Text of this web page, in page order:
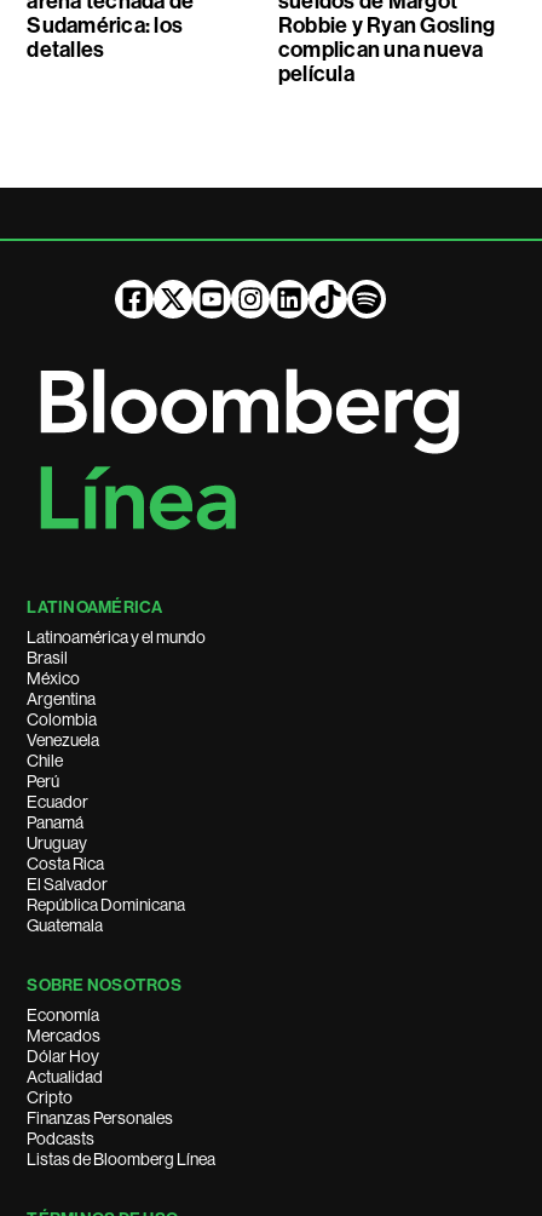
Sudamérica: los
detalles
Robbie y Ryan Gosling
complican una nueva
película
LATINOAMÉRICA
Latinoamérica y el mundo
Brasil
México
Argentina
Colombia
Venezuela
Chile
Perú
Ecuador
Panamá
Uruguay
Costa Rica
El Salvador
República Dominicana
Guatemala
SOBRE NOSOTROS
Economía
Mercados
Dólar Hoy
Actualidad
Cripto
Finanzas Personales
Podcasts
Listas de Bloomberg Línea